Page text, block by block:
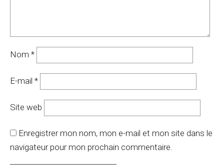
Nom *
E-mail *
Site web
Enregistrer mon nom, mon e-mail et mon site dans le
navigateur pour mon prochain commentaire.